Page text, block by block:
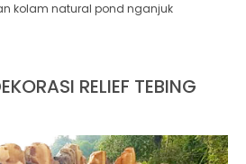
kolam natural pond nganjuk
RELIEF TEBING